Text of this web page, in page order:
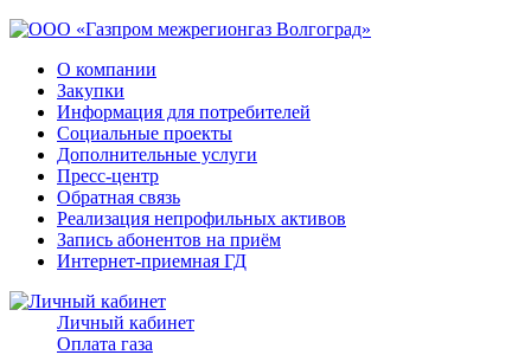
О компании
Закупки
Информация для потребителей
Социальные проекты
Дополнительные услуги
Пресс-центр
Обратная связь
Реализация непрофильных активов
Запись абонентов на приём
Интернет-приемная ГД
Личный кабинет
Оплата газа